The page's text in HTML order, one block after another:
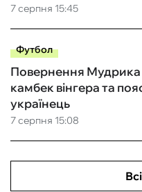
7 серпня 15:45
Футбол
7 серпня 15:08
Повернення Мудрика
камбек вінгера та
українець